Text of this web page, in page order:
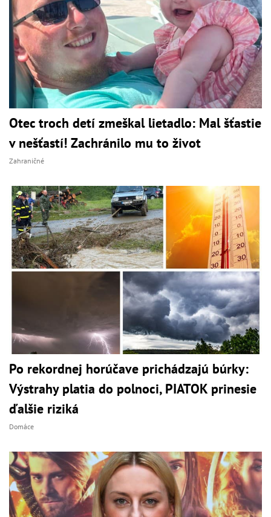
Otec troch detí zmeškal lietadlo: Mal šťastie
v nešťastí! Zachránilo mu to život
Zahraničné
Po rekordnej horúčave prichádzajú búrky:
Výstrahy platia do polnoci, PIATOK prinesie
ďalšie riziká
Domáce